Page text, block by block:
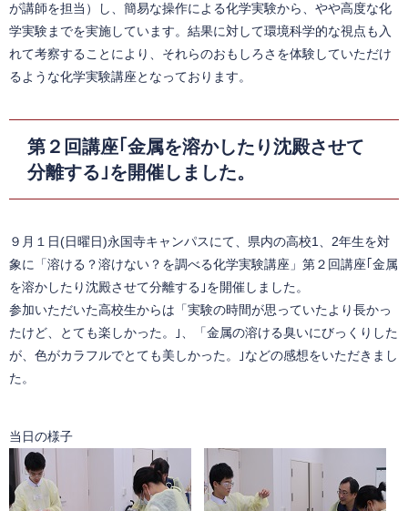
が講師を担当）し、簡易な操作による化学実験から、やや高度な化
学実験までを実施しています。結果に対して環境科学的な視点も入
れて考察することにより、それらのおもしろさを体験していただけ
るような化学実験講座となっております。
第２回講座｢金属を溶かしたり沈殿させて
分離する｣を開催しました。
９月１日(日曜日)永国寺キャンパスにて、県内の高校1、2年生を対
象に「溶ける？溶けない？を調べる化学実験講座」第２回講座｢金属
を溶かしたり沈殿させて分離する｣を開催しました。
参加いただいた高校生からは「実験の時間が思っていたより長かっ
たけど、とても楽しかった。｣、「金属の溶ける臭いにびっくりした
が、色がカラフルでとても美しかった。｣などの感想をいただきまし
た。
当日の様子